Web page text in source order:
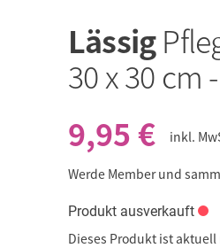
Lässig
30 x 30 cm
9,95 €
inkl.
Werde Member und
Produkt ausverkauft
Dieses Produkt ist